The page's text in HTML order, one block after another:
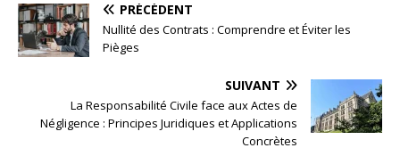
PRÉCÉDENT
Nullité des Contrats : Comprendre et Éviter les
Pièges
SUIVANT
La Responsabilité Civile face aux Actes de
Négligence : Principes Juridiques et Applications
Concrètes